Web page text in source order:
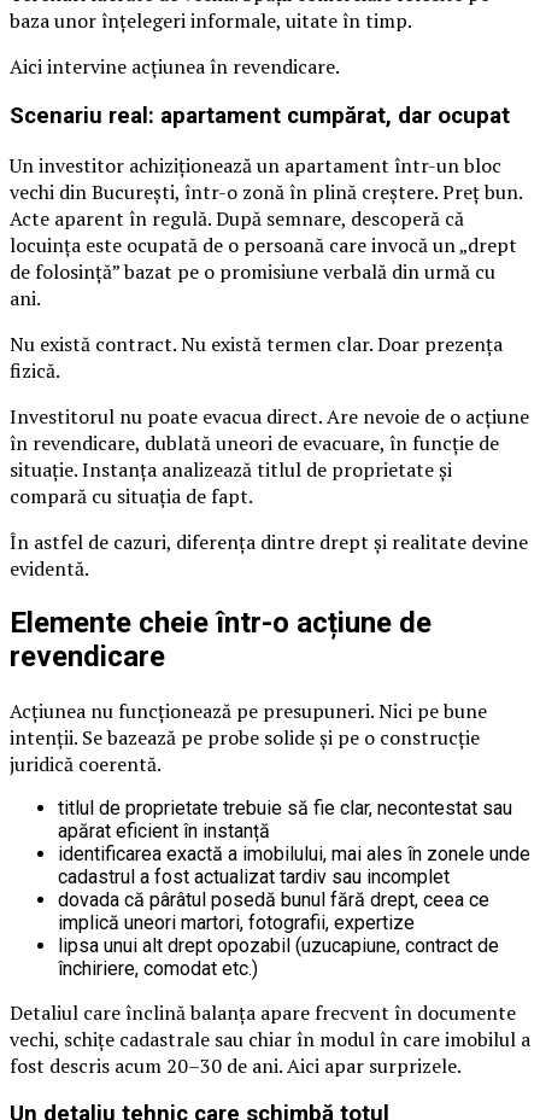
baza unor înțelegeri informale, uitate în timp.
Aici intervine acțiunea în revendicare.
Scenariu real: apartament cumpărat, dar ocupat
Un investitor achiziționează un apartament într-un bloc
vechi din București, într-o zonă în plină creștere. Preț bun.
Acte aparent în regulă. După semnare, descoperă că
locuința este ocupată de o persoană care invocă un „drept
de folosință” bazat pe o promisiune verbală din urmă cu
ani.
Nu există contract. Nu există termen clar. Doar prezența
fizică.
Investitorul nu poate evacua direct. Are nevoie de o acțiune
în revendicare, dublată uneori de evacuare, în funcție de
situație. Instanța analizează titlul de proprietate și
compară cu situația de fapt.
În astfel de cazuri, diferența dintre drept și realitate devine
evidentă.
Elemente cheie într-o acțiune de
revendicare
Acțiunea nu funcționează pe presupuneri. Nici pe bune
intenții. Se bazează pe probe solide și pe o construcție
juridică coerentă.
titlul de proprietate trebuie să fie clar, necontestat sau
apărat eficient în instanță
identificarea exactă a imobilului, mai ales în zonele unde
cadastrul a fost actualizat tardiv sau incomplet
dovada că pârâtul posedă bunul fără drept, ceea ce
implică uneori martori, fotografii, expertize
lipsa unui alt drept opozabil (uzucapiune, contract de
închiriere, comodat etc.)
Detaliul care înclină balanța apare frecvent în documente
vechi, schițe cadastrale sau chiar în modul în care imobilul a
fost descris acum 20–30 de ani. Aici apar surprizele.
Un detaliu tehnic care schimbă totul